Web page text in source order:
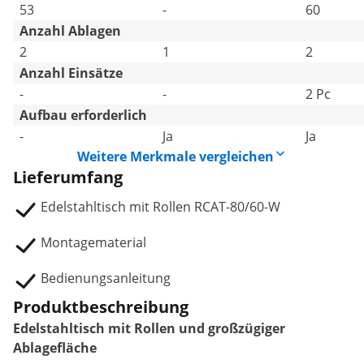
53
-
60
Anzahl Ablagen
2
1
2
Anzahl Einsätze
-
-
2 Pc
Aufbau erforderlich
-
Ja
Ja
Weitere Merkmale vergleichen
Lieferumfang
Edelstahltisch mit Rollen RCAT-80/60-W
Montagematerial
Bedienungsanleitung
Produktbeschreibung
Edelstahltisch mit Rollen und großzügiger
Ablagefläche